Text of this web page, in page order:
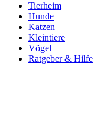
Tierheim
Hunde
Katzen
Kleintiere
Vögel
Ratgeber & Hilfe